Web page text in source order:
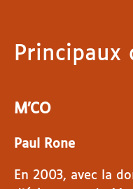
Principaux
M’CO
Paul Rone
En 2003, avec la